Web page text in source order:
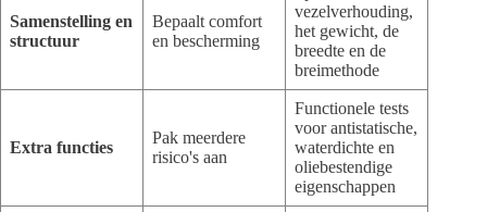
Samenstelling en
structuur
Bepaalt comfort
en bescherming
vezelverhouding,
het gewicht, de
breedte en de
breimethode
Extra functies
Pak meerdere
risico's aan
Functionele tests
voor antistatische,
waterdichte en
oliebestendige
eigenschappen